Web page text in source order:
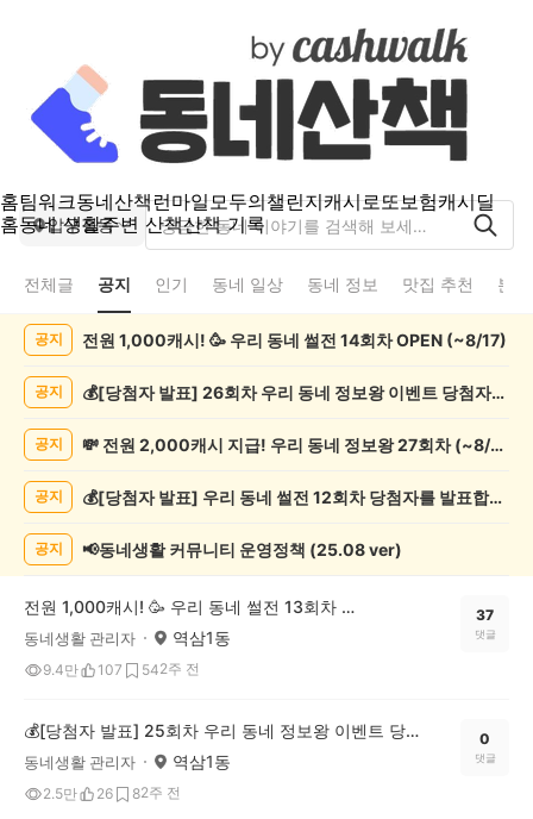
홈팀워크동네산책런마일모두의챌린지캐시로또보험캐시딜
홈동네 생활주변 산책산책 기록
압구정동
전체글 공지 인기 동네 일상 동네 정보 맛집 추천 분
공지 전원 1,000캐시! 🥳 우리 동네 썰전 14회차 OPEN (~8/17)
공지 💰[당첨자 발표] 26회차 우리 동네 정보왕 이벤트 당첨자를 발표합니다!
공지 💸 전원 2,000캐시 지급! 우리 동네 정보왕 27회차 (~8/10)
공지 💰[당첨자 발표] 우리 동네 썰전 12회차 당첨자를 발표합니다!
공지 📢동네생활 커뮤니티 운영정책 (25.08 ver)
전원 1,000캐시! 🥳 우리 동네 썰전 13회차 OPEN (~8/3)
동네생활 관리자 역삼1동
9.4만 107 542주 전
37
댓글
💰[당첨자 발표] 25회차 우리 동네 정보왕 이벤트 당첨자를 발표합니다!
동네생활 관리자 역삼1동
2.5만 26 82주 전
0
댓글